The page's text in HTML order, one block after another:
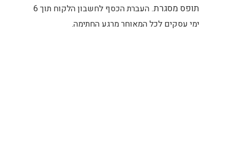
תופס מסגרת.
העברת הכסף לחשבון הלקוח תוך 6
ימי עסקים לכל המאוחר מרגע החתימה.